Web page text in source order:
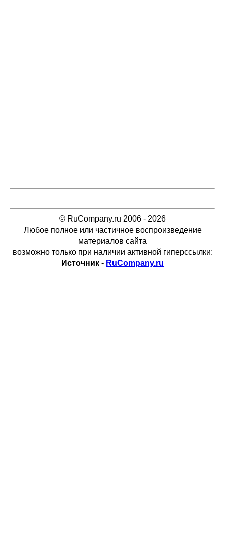
© RuCompany.ru 2006 - 2026
Любое полное или частичное воспроизведение
материалов сайта
возможно только при наличии активной гиперссылки:
Источник - RuCompany.ru